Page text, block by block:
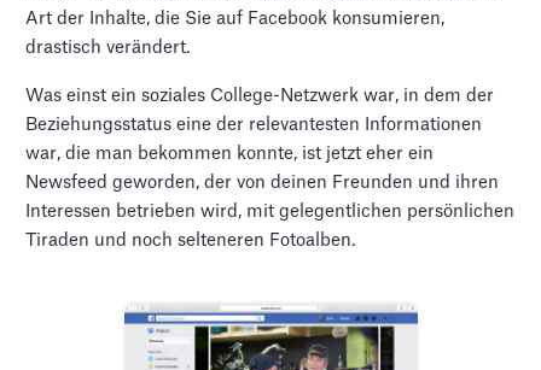
Art der Inhalte, die Sie auf Facebook konsumieren,
drastisch verändert.
Was einst ein soziales College-Netzwerk war, in dem der
Beziehungsstatus eine der relevantesten Informationen
war, die man bekommen konnte, ist jetzt eher ein
Newsfeed geworden, der von deinen Freunden und ihren
Interessen betrieben wird, mit gelegentlichen persönlichen
Tiraden und noch selteneren Fotoalben.